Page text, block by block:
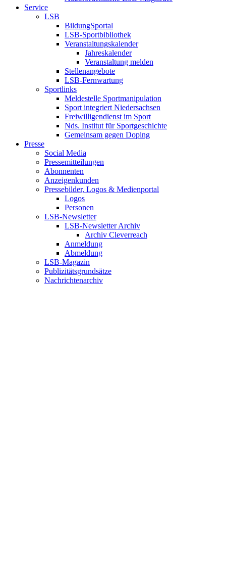
Service
LSB
BildungSportal
LSB-Sportbibliothek
Veranstaltungskalender
Jahreskalender
Veranstaltung melden
Stellenangebote
LSB-Fernwartung
Sportlinks
Meldestelle Sportmanipulation
Sport integriert Niedersachsen
Freiwilligendienst im Sport
Nds. Institut für Sportgeschichte
Gemeinsam gegen Doping
Presse
Social Media
Pressemitteilungen
Abonnenten
Anzeigenkunden
Pressebilder, Logos & Medienportal
Logos
Personen
LSB-Newsletter
LSB-Newsletter Archiv
Archiv Cleverreach
Anmeldung
Abmeldung
LSB-Magazin
Publizitätsgrundsätze
Nachrichtenarchiv